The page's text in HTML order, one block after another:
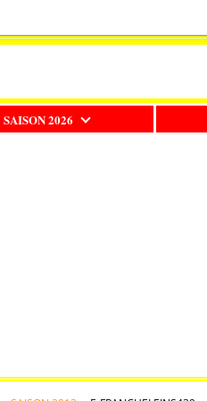
SAISON 2026